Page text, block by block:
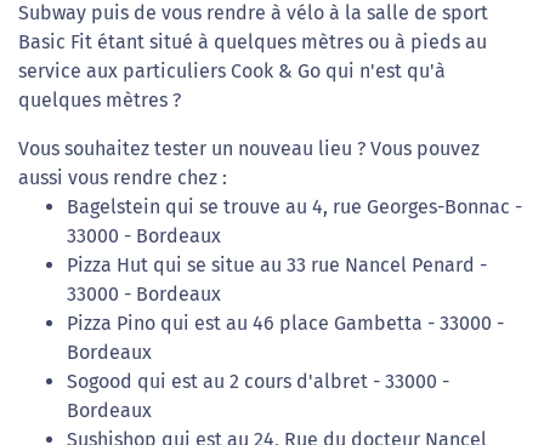
Subway puis de vous rendre à vélo à la salle de sport
Basic Fit étant situé à quelques mètres ou à pieds au
service aux particuliers Cook & Go qui n'est qu'à
quelques mètres ?
Vous souhaitez tester un nouveau lieu ? Vous pouvez
aussi vous rendre chez :
Bagelstein qui se trouve au 4, rue Georges-Bonnac -
33000 - Bordeaux
Pizza Hut qui se situe au 33 rue Nancel Penard -
33000 - Bordeaux
Pizza Pino qui est au 46 place Gambetta - 33000 -
Bordeaux
Sogood qui est au 2 cours d'albret - 33000 -
Bordeaux
Sushishop qui est au 24, Rue du docteur Nancel